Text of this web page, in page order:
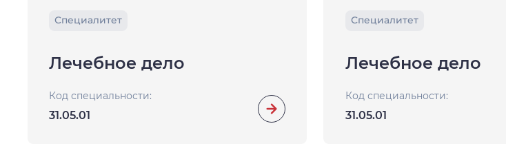
Специалитет
Лечебное дело
Код специальности:
31.05.01
Специалитет
Лечебное дело
Код специальности:
31.05.01